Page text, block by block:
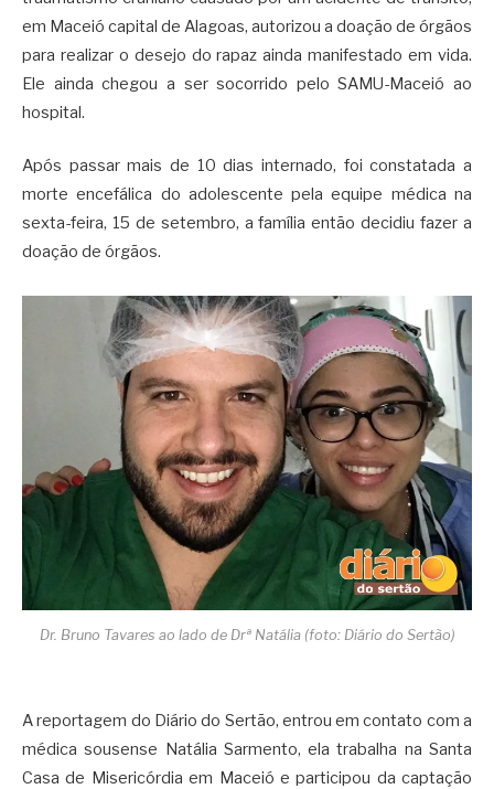
em Maceió capital de Alagoas, autorizou a doação de órgãos
para realizar o desejo do rapaz ainda manifestado em vida.
Ele ainda chegou a ser socorrido pelo SAMU-Maceió ao
hospital.
Após passar mais de 10 dias internado, foi constatada a
morte encefálica do adolescente pela equipe médica na
sexta-feira, 15 de setembro, a família então decidiu fazer a
doação de órgãos.
Dr. Bruno Tavares ao lado de Drª Natália (foto: Diário do Sertão)
A reportagem do Diário do Sertão, entrou em contato com a
médica sousense Natália Sarmento, ela trabalha na Santa
Casa de Misericórdia em Maceió e participou da captação